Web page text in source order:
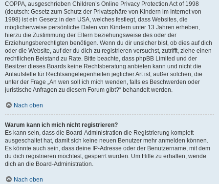
COPPA, ausgeschrieben Children’s Online Privacy Protection Act of 1998
(deutsch: Gesetz zum Schutz der Privatsphäre von Kindern im Internet von
1998) ist ein Gesetz in den USA, welches festlegt, dass Websites, die
möglicherweise persönliche Daten von Kindern unter 13 Jahren erheben,
hierzu die Zustimmung der Eltern beziehungsweise des oder der
Erziehungsberechtigten benötigen. Wenn du dir unsicher bist, ob dies auf dich
oder die Website, auf der du dich zu registrieren versuchst, zutrifft, ziehe einen
rechtlichen Beistand zu Rate. Bitte beachte, dass phpBB Limited und der
Besitzer dieses Boards keine Rechtsberatung anbieten kann und nicht die
Anlaufstelle für Rechtsangelegenheiten jeglicher Art ist; außer solchen, die
unter der Frage „An wen soll ich mich wenden, falls es Beschwerden oder
juristische Anfragen zu diesem Forum gibt?“ behandelt werden.
Nach oben
Warum kann ich mich nicht registrieren?
Es kann sein, dass die Board-Administration die Registrierung komplett
ausgeschaltet hat, damit sich keine neuen Benutzer mehr anmelden können.
Es könnte auch sein, dass deine IP-Adresse oder der Benutzername, mit dem
du dich registrieren möchtest, gesperrt wurden. Um Hilfe zu erhalten, wende
dich an die Board-Administration.
Nach oben